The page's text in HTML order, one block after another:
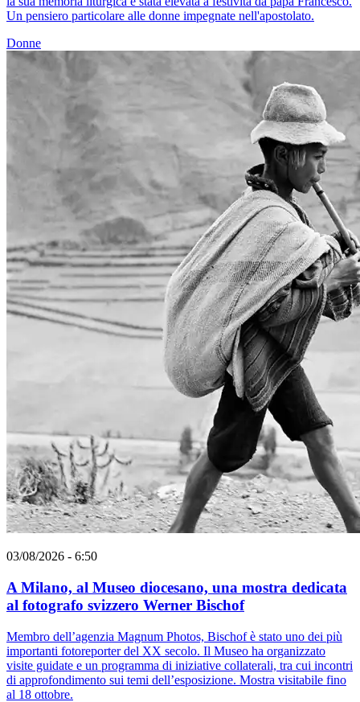
Un pensiero particolare alle donne impegnate nell'apostolato.
Donne
03/08/2026 - 6:50
A Milano, al Museo diocesano, una mostra dedicata
al fotografo svizzero Werner Bischof
Membro dell’agenzia Magnum Photos, Bischof è stato uno dei più
importanti fotoreporter del XX secolo. Il Museo ha organizzato
visite guidate e un programma di iniziative collaterali, tra cui incontri
di approfondimento sui temi dell’esposizione. Mostra visitabile fino
al 18 ottobre.